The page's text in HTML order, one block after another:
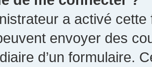
a activé
envoyer des
d’un formulaire.